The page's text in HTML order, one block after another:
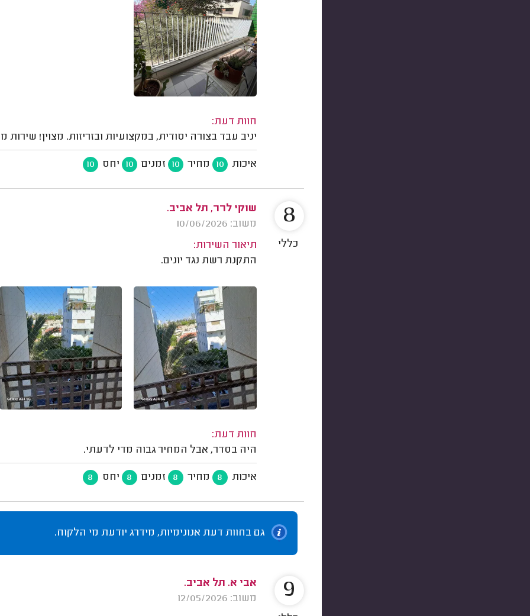
חוות דעת:
יניב עבד בצורה יסודית, במקצועיות ובזריזות. מצוין! שירות
איכות 10 מחיר 10 זמנים 10 יחס 10
שוקי לרר, תל אביב.
משוב: 10/06/2026
תיאור השירות:
התקנת רשת נגד יונים.
חוות דעת:
היה בסדר, אבל המחיר גבוה מדי לדעתי.
איכות 8 מחיר 8 זמנים 8 יחס 8
8
כללי
גם בחוות דעת אנונימיות, מידרג יודעת מי הלקוח.
אבי א. תל אביב.
משוב: 12/05/2026
9